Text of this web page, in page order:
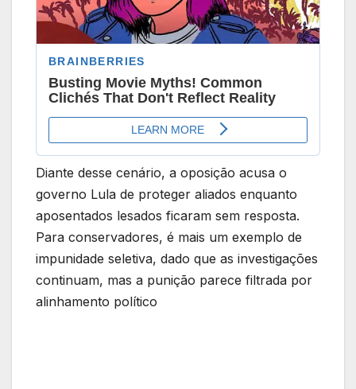
Diante desse cenário, a oposição acusa o
governo Lula de proteger aliados enquanto
aposentados lesados ficaram sem resposta.
Para conservadores, é mais um exemplo de
impunidade seletiva, dado que as investigações
continuam, mas a punição parece filtrada por
alinhamento político